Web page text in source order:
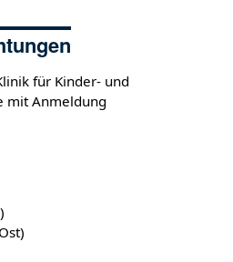
für Kinder- und
mit Anmeldung